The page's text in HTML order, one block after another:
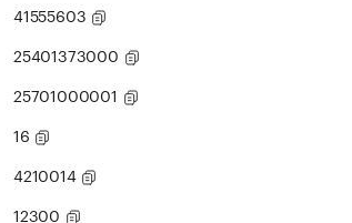
41555603
25401373000
25701000001
16
4210014
12300